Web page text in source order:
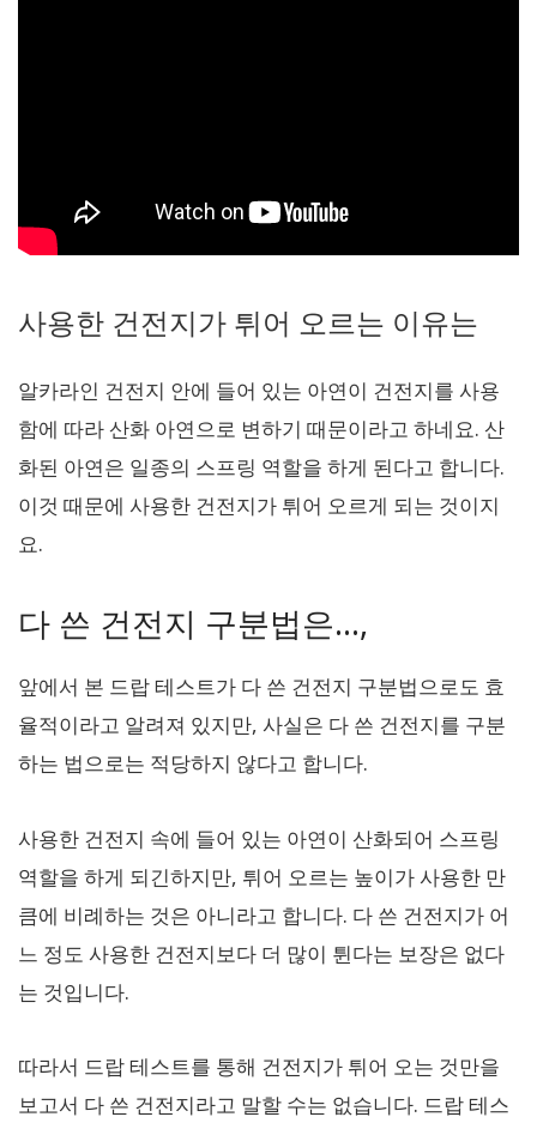
사용한 건전지가 튀어 오르는 이유는
알카라인 건전지 안에 들어 있는 아연이 건전지를 사용
함에 따라 산화 아연으로 변하기 때문이라고 하네요. 산
화된 아연은 일종의 스프링 역할을 하게 된다고 합니다.
이것 때문에 사용한 건전지가 튀어 오르게 되는 것이지
요.
다 쓴 건전지 구분법은…,
앞에서 본 드랍 테스트가 다 쓴 건전지 구분법으로도 효
율적이라고 알려져 있지만, 사실은 다 쓴 건전지를 구분
하는 법으로는 적당하지 않다고 합니다.
사용한 건전지 속에 들어 있는 아연이 산화되어 스프링
역할을 하게 되긴하지만, 튀어 오르는 높이가 사용한 만
큼에 비례하는 것은 아니라고 합니다. 다 쓴 건전지가 어
느 정도 사용한 건전지보다 더 많이 튄다는 보장은 없다
는 것입니다.
따라서 드랍 테스트를 통해 건전지가 튀어 오는 것만을
보고서 다 쓴 건전지라고 말할 수는 없습니다. 드랍 테스